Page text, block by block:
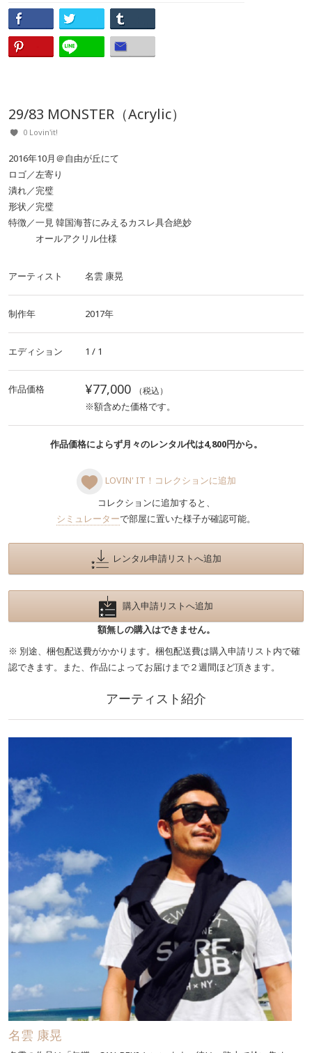
29/83 MONSTER（Acrylic）
0 Lovin'it!
2016年10月＠自由が丘にて
ロゴ／左寄り
潰れ／完璧
形状／完璧
特徴／一見 韓国海苔にみえるカスレ具合絶妙
オールアクリル仕様
アーティスト 名雲 康晃
制作年 2017年
エディション 1 / 1
作品価格 ¥77,000 （税込）
※額含めた価格です。
作品価格によらず月々のレンタル代は4,800円から。
LOVIN' IT！コレクションに追加
コレクションに追加すると、
シミュレーターで部屋に置いた様子が確認可能。
レンタル申請リストへ追加
購入申請リストへ追加
額無しの購入はできません。
※ 別途、梱包配送費がかかります。梱包配送費は購入申請リスト内で確
認できます。また、作品によってお届けまで２週間ほど頂きます。
アーティスト紹介
名雲 康晃